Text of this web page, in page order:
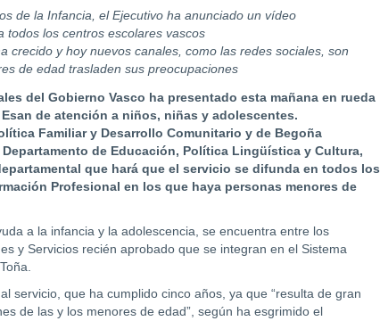
de la Infancia, el Ejecutivo ha anunciado un vídeo
todos los centros escolares vascos
crecido y hoy nuevos canales, como las redes sociales, son
de edad trasladen sus preocupaciones
del Gobierno Vasco ha presentado esta mañana en rueda
de atención a niños, niñas y adolescentes.
Familiar y Desarrollo Comunitario y de Begoña
de Educación, Política Lingüística y Cultura,
que hará que el servicio se difunda en todos los
Profesional en los que haya personas menores de
a la infancia y la adolescencia, se encuentra entre los
y Servicios recién aprobado que se integran en el Sistema
servicio, que ha cumplido cinco años, ya que “resulta de gran
de las y los menores de edad”, según ha esgrimido el